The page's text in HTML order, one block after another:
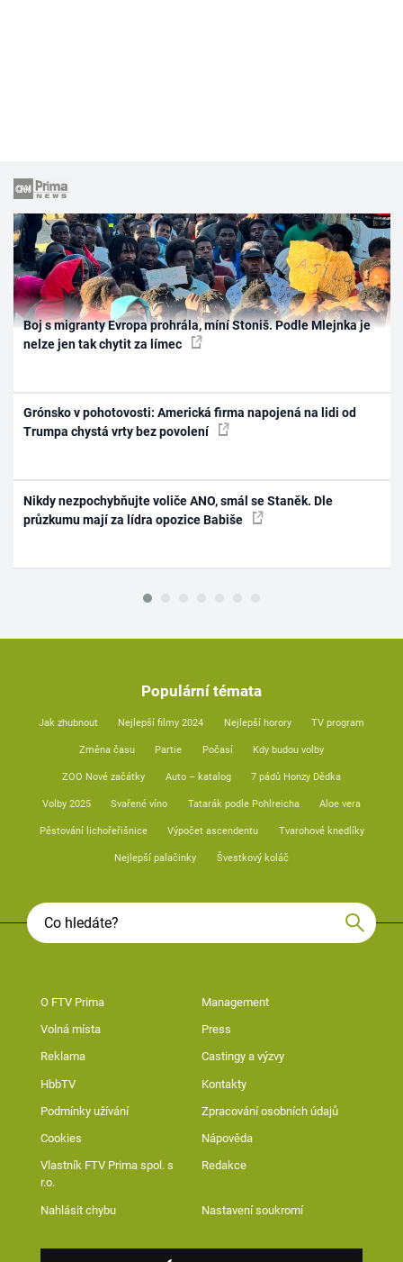
Boj s migranty Evropa prohrála, míní Stoniš. Podle Mlejnka je
nelze jen tak chytit za límec
Grónsko v pohotovosti: Americká firma napojená na lidi od
Trumpa chystá vrty bez povolení
Nikdy nezpochybňujte voliče ANO, smál se Staněk. Dle
průzkumu mají za lídra opozice Babiše
Populární témata
Jak zhubnout Nejlepší filmy 2024 Nejlepší horory TV program
Změna času Partie Počasí Kdy budou volby
ZOO Nové začátky Auto – katalog 7 pádů Honzy Dědka
Volby 2025 Svařené víno Tatarák podle Pohlreicha Aloe vera
Pěstování lichořeřišnice Výpočet ascendentu Tvarohové knedlíky
Nejlepší palačinky Švestkový koláč
O FTV Prima Management
Volná místa Press
Reklama Castingy a výzvy
HbbTV Kontakty
Podmínky užívání Zpracování osobních údajů
Cookies Nápověda
Vlastník FTV Prima spol. s
r.o.
Redakce
Nahlásit chybu Nastavení soukromí